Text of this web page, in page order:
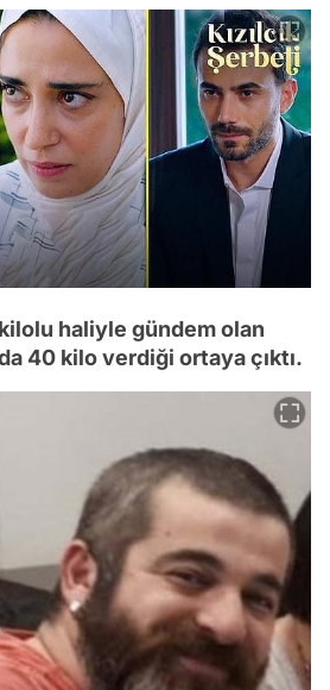
haliyle gündem olan
40 kilo verdiği ortaya çıktı.